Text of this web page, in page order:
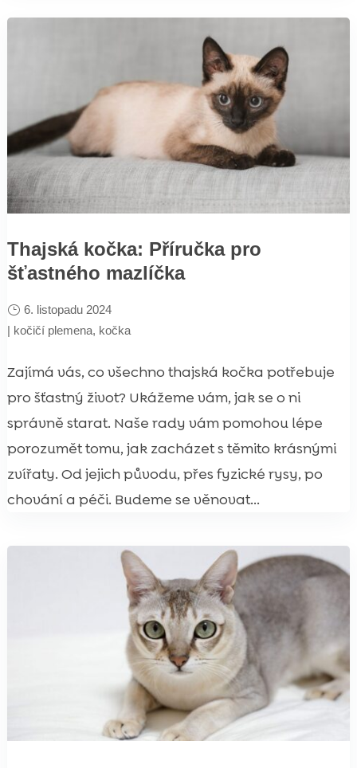
Thajská kočka: Příručka pro
šťastného mazlíčka
6. listopadu 2024
| kočičí plemena, kočka
Zajímá vás, co všechno thajská kočka potřebuje
pro šťastný život? Ukážeme vám, jak se o ni
správně starat. Naše rady vám pomohou lépe
porozumět tomu, jak zacházet s těmito krásnými
zvířaty. Od jejich původu, přes fyzické rysy, po
chování a péči. Budeme se věnovat...